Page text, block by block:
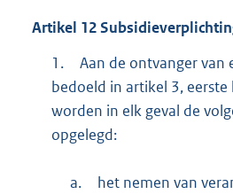
Artikel 12
1.
Aan de ontvanger van
bedoeld in artikel 3,
worden in elk geval de
opgelegd:
a.
het nemen van